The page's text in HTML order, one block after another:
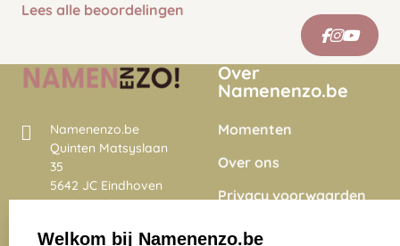
Lees alle beoordelingen
Namenenzo.be
Quinten Matsyslaan
35
5642 JC Eindhoven
Nederland
Over
Namenenzo.be
Momenten
Over ons
Privacy voorwaarden
Onze vacatures
Welkom bij Namenenzo.be